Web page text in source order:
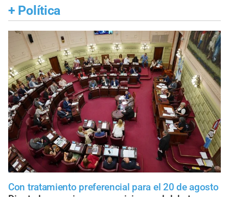
+ Política
Con tratamiento preferencial para el 20 de agosto